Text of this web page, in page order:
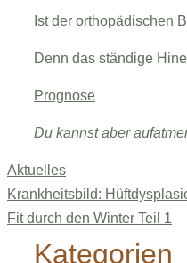
Ist der orthopädischen
Denn das ständige
Prognose
Du kannst aber
Kategorien
Aktuelles
Krankheitsbild:
Fit durch den Winter Teil 1
Kategorien